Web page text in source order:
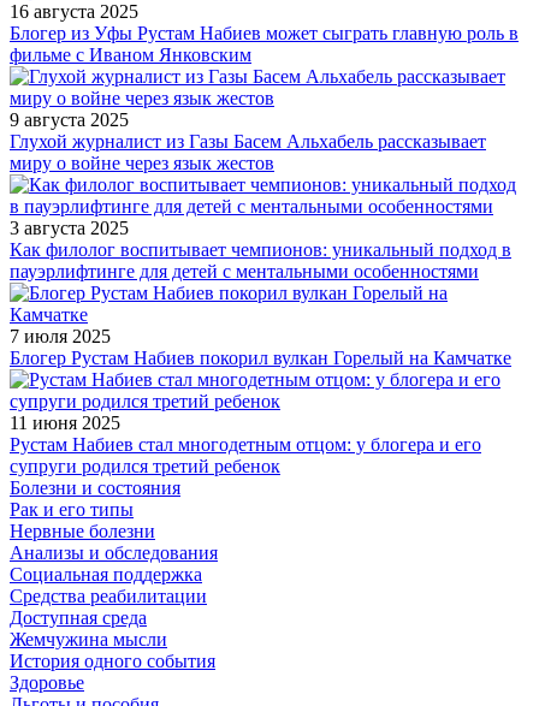
16 августа 2025
Блогер из Уфы Рустам Набиев может сыграть главную роль в
фильме с Иваном Янковским
9 августа 2025
Глухой журналист из Газы Басем Альхабель рассказывает
миру о войне через язык жестов
3 августа 2025
Как филолог воспитывает чемпионов: уникальный подход в
пауэрлифтинге для детей с ментальными особенностями
7 июля 2025
Блогер Рустам Набиев покорил вулкан Горелый на Камчатке
11 июня 2025
Рустам Набиев стал многодетным отцом: у блогера и его
супруги родился третий ребенок
Болезни и состояния
Рак и его типы
Нервные болезни
Анализы и обследования
Социальная поддержка
Средства реабилитации
Доступная среда
Жемчужина мысли
История одного события
Здоровье